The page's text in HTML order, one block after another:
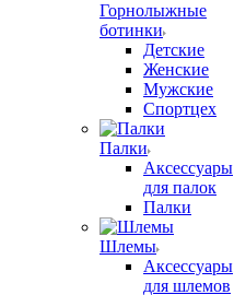
Горнолыжные
ботинки
Детские
Женские
Мужские
Спортцех
Палки
Аксессуары
для палок
Палки
Шлемы
Аксессуары
для шлемов